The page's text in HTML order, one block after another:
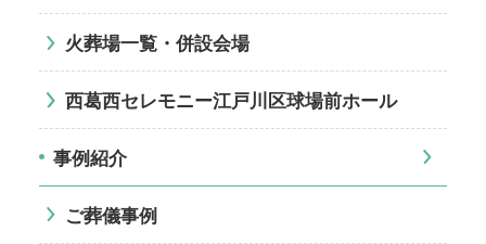
火葬場一覧・併設会場
西葛西セレモニー江戸川区球場前ホール
事例紹介
ご葬儀事例